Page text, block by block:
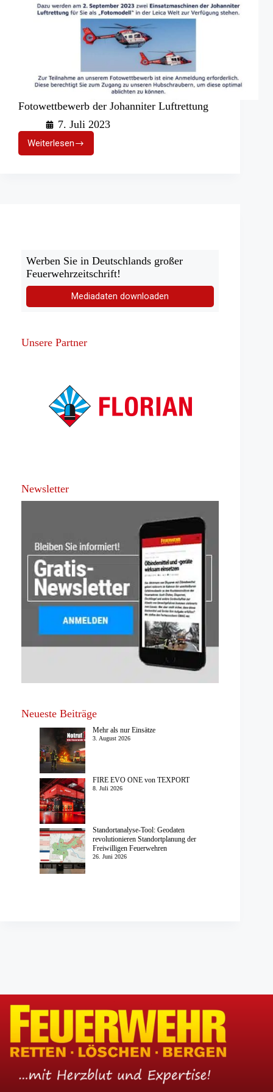
Fotowettbewerb der Johanniter Luftrettung
7. Juli 2023
WeiterlesenFotowettbewerb
der
Werben Sie in Deutschlands großer
Feuerwehrzeitschrift!
Mediadaten downloaden
Unsere Partner
Newsletter
Neueste Beiträge
Mehr als nur Einsätze
3. August 2026
FIRE EVO ONE von TEXPORT
8. Juli 2026
Standortanalyse-Tool: Geodaten
revolutionieren Standortplanung der
Freiwilligen Feuerwehren
26. Juni 2026